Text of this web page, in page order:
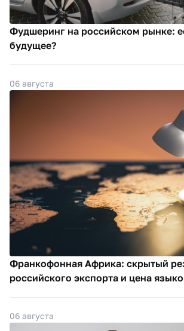
Фудшеринг на российском рынке:
будущее?
06 августа
Франкофонная Африка: скрытый
российского экспорта и цена
06 августа